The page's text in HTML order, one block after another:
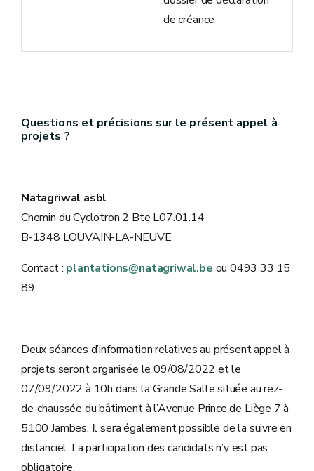
de créance
Questions et précisions sur le présent appel à
projets ?
Natagriwal asbl
Chemin du Cyclotron 2 Bte L07.01.14
B-1348 LOUVAIN-LA-NEUVE
Contact : plantations@natagriwal.be ou 0493 33 15
89
Deux séances d’information relatives au présent appel à
projets seront organisée le 09/08/2022 et le
07/09/2022 à 10h dans la Grande Salle située au rez-
de-chaussée du bâtiment à l’Avenue Prince de Liège 7 à
5100 Jambes. Il sera également possible de la suivre en
distanciel. La participation des candidats n’y est pas
obligatoire.